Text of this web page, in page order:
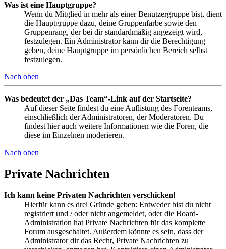
Was ist eine Hauptgruppe?
Wenn du Mitglied in mehr als einer Benutzergruppe bist, dient
die Hauptgruppe dazu, deine Gruppenfarbe sowie den
Gruppenrang, der bei dir standardmäßig angezeigt wird,
festzulegen. Ein Administrator kann dir die Berechtigung
geben, deine Hauptgruppe im persönlichen Bereich selbst
festzulegen.
Nach oben
Was bedeutet der „Das Team“-Link auf der Startseite?
Auf dieser Seite findest du eine Auflistung des Forenteams,
einschließlich der Administratoren, der Moderatoren. Du
findest hier auch weitere Informationen wie die Foren, die
diese im Einzelnen moderieren.
Nach oben
Private Nachrichten
Ich kann keine Privaten Nachrichten verschicken!
Hierfür kann es drei Gründe geben: Entweder bist du nicht
registriert und / oder nicht angemeldet, oder die Board-
Administration hat Private Nachrichten für das komplette
Forum ausgeschaltet. Außerdem könnte es sein, dass der
Administrator dir das Recht, Private Nachrichten zu